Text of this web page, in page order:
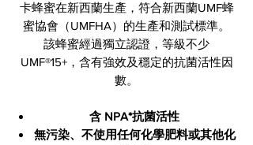
卡蜂蜜在新西蘭生產，符合新西蘭UMF蜂
蜜協會（UMFHA）的生產和測試標準。
該蜂蜜經過獨立認證，等級不少
UMF®15+，含有強效及穩定的抗菌活性因
數。
​含 NPA*抗菌活性
無污染、不使用任何化學肥料或其他化